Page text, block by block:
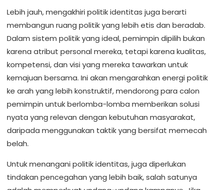
Lebih jauh, mengakhiri politik identitas juga berarti
membangun ruang politik yang lebih etis dan beradab.
Dalam sistem politik yang ideal, pemimpin dipilih bukan
karena atribut personal mereka, tetapi karena kualitas,
kompetensi, dan visi yang mereka tawarkan untuk
kemajuan bersama. Ini akan mengarahkan energi politik
ke arah yang lebih konstruktif, mendorong para calon
pemimpin untuk berlomba-lomba memberikan solusi
nyata yang relevan dengan kebutuhan masyarakat,
daripada menggunakan taktik yang bersifat memecah
belah.
Untuk menangani politik identitas, juga diperlukan
tindakan pencegahan yang lebih baik, salah satunya